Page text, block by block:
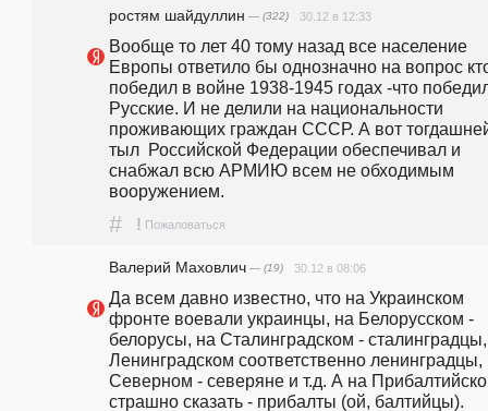
ростям шайдуллин — (322) 30.12 в 12:33
Вообще то лет 40 тому назад все население
Европы ответило бы однозначно на вопрос
победил в войне 1938-1945 годах -что
Русские. И не делили на национальности
проживающих граждан СССР. А вот
тыл  Российской Федерации обеспечивал и
снабжал всю АРМИЮ всем не обходимым
вооружением.
# ! Пожаловаться
Валерий Маховлич — (19) 30.12 в 08:06
Да всем давно известно, что на Украинском
фронте воевали украинцы, на Белорусском -
белорусы, на Сталинградском -
Ленинградском соответственно ленинградцы,
Северном - северяне и т.д. А на
страшно сказать - прибалты (ой, балтийцы).